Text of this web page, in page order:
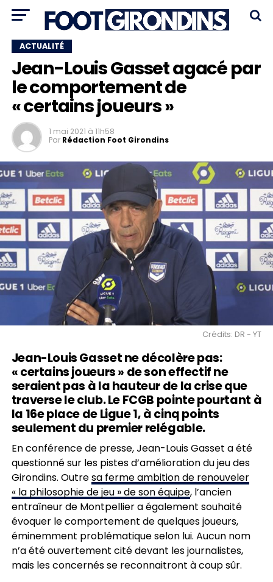
ACTUALITÉ
Jean-Louis Gasset agacé par
le comportement de
« certains joueurs »
1 mai 2021 à 11h58
Par Rédaction Foot Girondins
Crédits: DR - YT
Jean-Louis Gasset ne décolère pas:
« certains joueurs » de son effectif ne
seraient pas à la hauteur de la crise que
traverse le club. Le FCGB pointe pourtant à
la 16e place de Ligue 1, à cinq points
seulement du premier relégable.
En conférence de presse, Jean-Louis Gasset a été
questionné sur les pistes d’amélioration du jeu des
Girondins. Outresa ferme ambition de renouveler
« la philosophie de jeu » de son équipe, l’ancien
entraîneur de Montpellier a également souhaité
évoquer le comportement de quelques joueurs,
éminemment problématique selon lui. Aucun nom
n’a été ouvertement cité devant les journalistes,
mais les concernés se reconnaitront à coup sûr.